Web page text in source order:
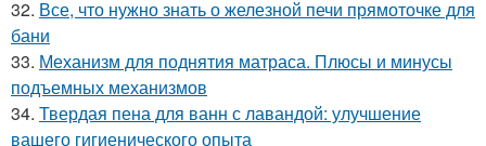
32. Все, что нужно знать о железной печи прямоточке для
бани
33. Механизм для поднятия матраса. Плюсы и минусы
подъемных механизмов
34. Твердая пена для ванн с лавандой: улучшение
вашего гигиенического опыта